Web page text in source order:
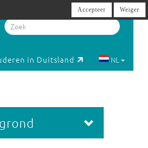
in Duitsland NL
Accepteer Weiger